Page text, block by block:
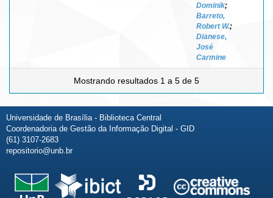
Dominik;
Barreto,
Robert W.;
Dianese,
José
Carmine
Mostrando resultados 1 a 5 de 5
Universidade de Brasília - Biblioteca Central
Coordenadoria de Gestão da Informação Digital - GID
(61) 3107-2683
repositorio@unb.br